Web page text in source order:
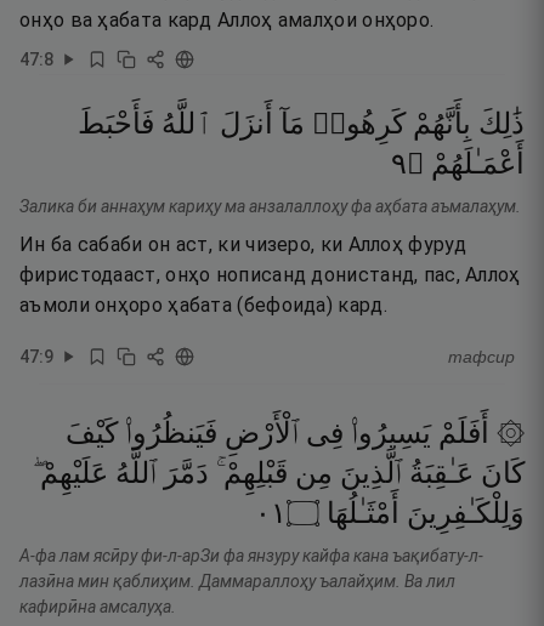
онҳо ва ҳабата кард Аллоҳ амалҳои онҳоро.
47:8
ذَٰلِكَ بِأَنَّهُمْ كَرِهُوا۟ مَآ أَنزَلَ ٱللَّهُ فَأَحْبَطَ
أَعْمَـٰلَهُمْ ۝٩
Залика би аннаҳум кариҳу ма анзалаллоҳу фа аҳбата аъмалаҳум.
Ин ба сабаби он аст, ки чизеро, ки Аллоҳ фуруд
фиристодааст, онҳо нописанд донистанд, пас, Аллоҳ
аъмоли онҳоро ҳабата (бефоида) кард.
47:9 тафсир
۞ أَفَلَمْ يَسِيرُوا۟ فِى ٱلْأَرْضِ فَيَنظُرُوا۟ كَيْفَ
كَانَ عَـٰقِبَةُ ٱلَّذِينَ مِن قَبْلِهِمْ ۚ دَمَّرَ ٱللَّهُ عَلَيْهِمْ ۖ
وَلِلْكَـٰفِرِينَ
أَمْثَـٰلُهَا ۝١٠
А-фа лам ясӣру фи-л-арЗи фа янзуру кайфа кана ъақибату-л-
лазӣна мин қаблиҳим. Даммараллоҳу ъалайҳим. Ва лил
кафирӣна амсалуҳа.